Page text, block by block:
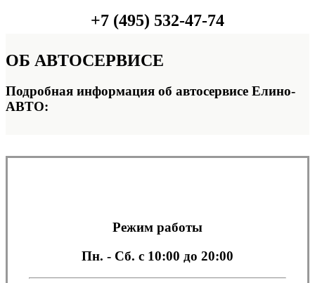
+7 (495) 532-47-74
ОБ АВТОСЕРВИСЕ
Подробная информация об автосервисе Елино-
АВТО:
Режим работы
Пн. - Сб. с 10:00 до 20:00